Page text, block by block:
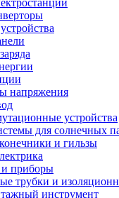
напряжения
устройства
для солнечных
и гильзы
приборы
трубки и
инструмент